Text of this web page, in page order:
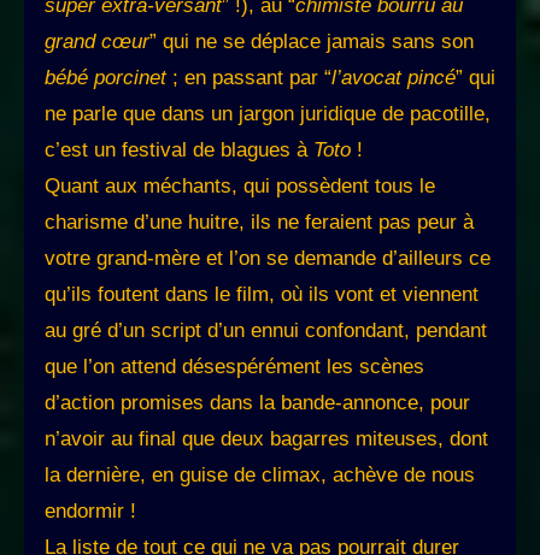
super extra-versant” !), au “chimiste bourru au
grand cœur” qui ne se déplace jamais sans son
bébé porcinet; en passant par “l’avocat pincé” qui
ne parle que dans un jargon juridique de pacotille,
c’est un festival de blagues à Toto !
Quant aux méchants, qui possèdent tous le
charisme d’une huitre, ils ne feraient pas peur à
votre grand-mère et l’on se demande d’ailleurs ce
qu’ils foutent dans le film, où ils vont et viennent
au gré d’un script d’un ennui confondant, pendant
que l’on attend désespérément les scènes
d’action promises dans la bande-annonce, pour
n’avoir au final que deux bagarres miteuses, dont
la dernière, en guise de climax, achève de nous
endormir !
La liste de tout ce qui ne va pas pourrait durer